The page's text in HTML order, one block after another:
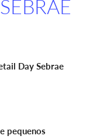
Day Sebrae
pequenos